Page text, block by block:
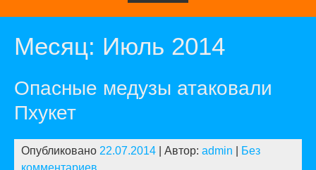
Месяц: Июль 2014
Опасные медузы атаковали
Пхукет
Опубликовано 22.07.2014 | Автор: admin
Без
комментариев